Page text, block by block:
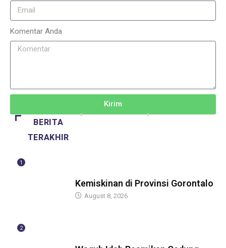
Komentar Anda
Kirim
BERITA
TERAKHIR
1
Kemiskinan di Provinsi Gorontalo
August 8, 2026
2